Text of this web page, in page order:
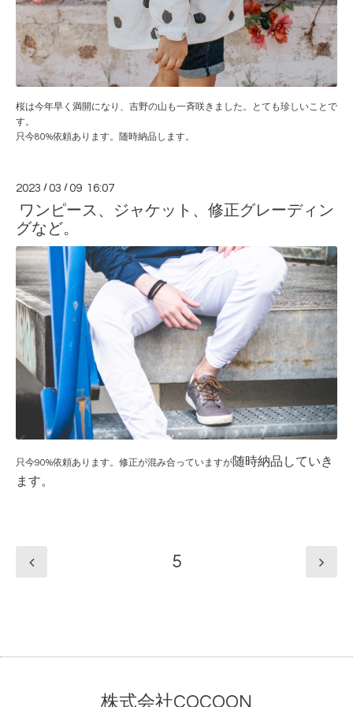
桜は今年早く満開になり、吉野の山も一斉咲きました。とても珍しいことで
す。
只今80%依頼あります。随時納品します。
2023 /03 /09 16:07
ワンピース、ジャケット、修正グレーディン
グなど。
只今90%依頼あります。修正が混み合っていますが随時納品していき
ます。
5
株式会社COCOON